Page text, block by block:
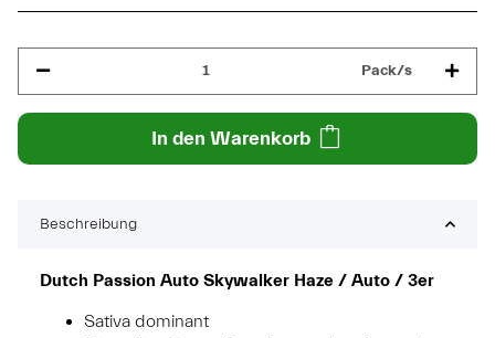
Pack/s
In den Warenkorb
Beschreibung
Dutch Passion Auto Skywalker Haze / Auto / 3er
Sativa dominant